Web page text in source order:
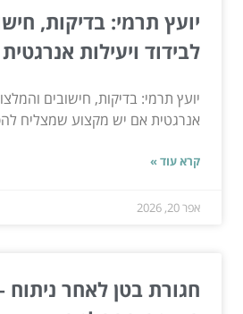
יועץ תרמי: בדיקות,
לבידוד ויעילות אנרגטית
יועץ תרמי: בדיקות, חישובים
אנרגטית אם יש מקצוע שמצליח
קרא עוד »
אפר 20, 2026
חגורת בטן לאחר